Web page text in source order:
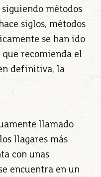
métodos
siglos, métodos
se han ido
recomienda el
definitiva, la
llamado
llagares más
con unas
encuentra en un